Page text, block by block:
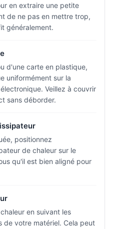
en extraire une petite
de ne pas en mettre trop,
généralement.
d'une carte en plastique,
uniformément sur la
Veillez à couvrir
sans déborder.
positionnez
de chaleur sur le
qu'il est bien aligné pour
en suivant les
de votre matériel. Cela peut